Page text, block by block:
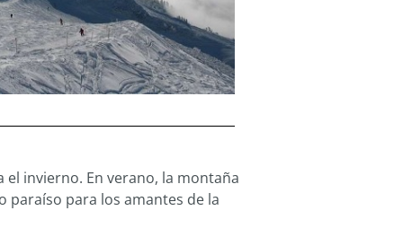
el invierno. En verano, la montaña
paraíso para los amantes de la